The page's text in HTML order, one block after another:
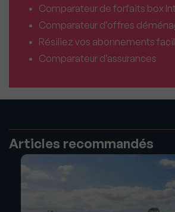
Comparateur de forfaits box
Comparateur d’offres
Résiliez vos abonnements
Comparateur d’assurances
Articles recommandés